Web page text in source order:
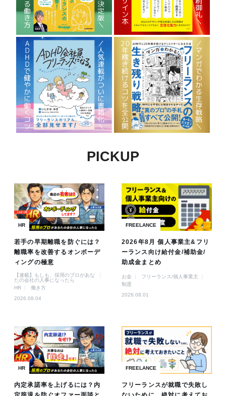
PICKUP
HR
若手の早期離職を防ぐには？
離職率を改善するオンボーデ
ィングの極意
【連載】もしも、採用のプロがあな
たの会社の人事になったら
HR
働き方
2026.08.04
FREELANCE
2026年8月 個人事業主&フリ
ーランス向け給付金/補助金/
助成金まとめ
お金
フリーランス/個人事業主
制度
2026.08.01
HR
内定承諾率を上げるには？内
FREELANCE
フリーランスが就職で失敗し